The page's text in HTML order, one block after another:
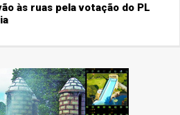
às ruas pela votação do PL